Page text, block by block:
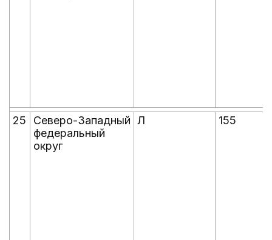
25
Северо-Западный
федеральный
округ
Л 155